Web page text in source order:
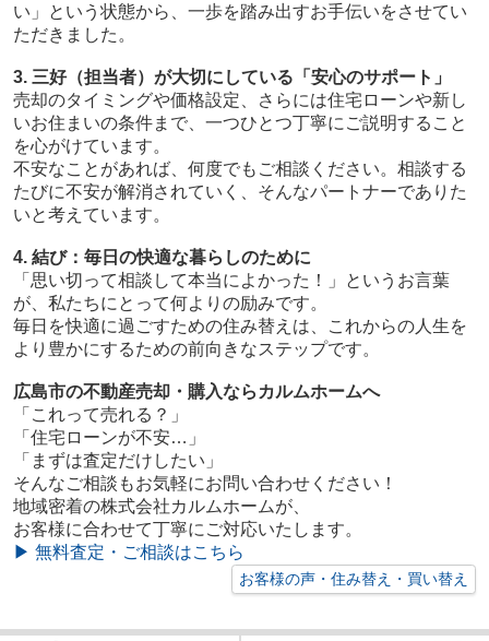
い」という状態から、一歩を踏み出すお手伝いをさせてい
ただきました。
3. 三好（担当者）が大切にしている「安心のサポート」
売却のタイミングや価格設定、さらには住宅ローンや新し
いお住まいの条件まで、一つひとつ丁寧にご説明すること
を心がけています。
不安なことがあれば、何度でもご相談ください。相談する
たびに不安が解消されていく、そんなパートナーでありた
いと考えています。
4. 結び：毎日の快適な暮らしのために
「思い切って相談して本当によかった！」というお言葉
が、私たちにとって何よりの励みです。
毎日を快適に過ごすための住み替えは、これからの人生を
より豊かにするための前向きなステップです。
広島市の不動産売却・購入ならカルムホームへ
「これって売れる？」
「住宅ローンが不安…」
「まずは査定だけしたい」
そんなご相談もお気軽にお問い合わせください！
地域密着の株式会社カルムホームが、
お客様に合わせて丁寧にご対応いたします。
▶ 無料査定・ご相談はこちら
お客様の声・住み替え・買い替え